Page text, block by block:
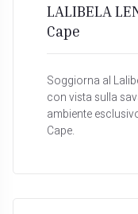
LALIBELA
Cape
Soggiorna al
con vista sulla
ambiente
Cape.